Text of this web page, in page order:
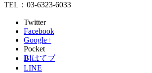
TEL：03-6323-6033
Twitter
Facebook
Google+
Pocket
B!はてブ
LINE